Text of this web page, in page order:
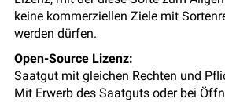
keine kommerziellen Ziele mit
werden dürfen.
Open-Source Lizenz:
Saatgut mit gleichen Rechten und
Mit Erwerb des Saatguts oder bei